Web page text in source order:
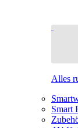
Alles
Smart